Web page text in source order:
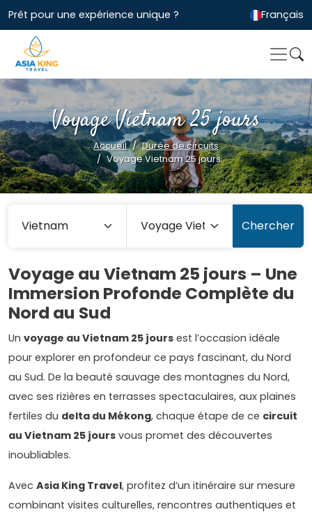
Prêt pour une expérience unique ? Français
Voyage Vietnam 25 jours
Accueil
Durée de circuits
Voyage Vietnam 25 jours
Chercher
Voyage au Vietnam 25 jours – Une
Immersion Profonde Complète du
Nord au Sud
Un voyage au Vietnam 25 jours est l’occasion idéale
pour explorer en profondeur ce pays fascinant, du Nord
au Sud. De la beauté sauvage des montagnes du Nord,
avec ses rizières en terrasses spectaculaires, aux plaines
fertiles du delta du Mékong, chaque étape de ce circuit
au Vietnam 25 jours vous promet des découvertes
inoubliables.
Avec Asia King Travel, profitez d’un itinéraire sur mesure
combinant visites culturelles, rencontres authentiques et